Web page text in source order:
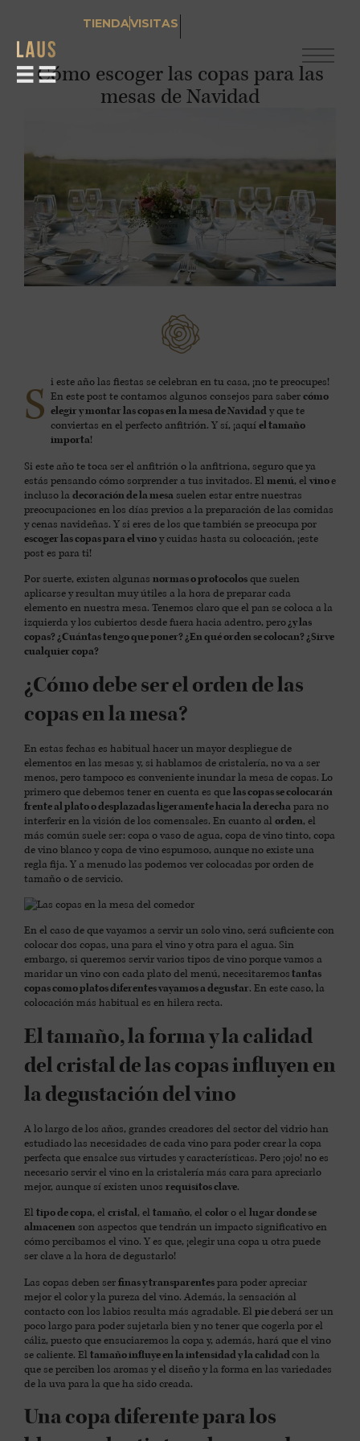
TIENDAVISITAS
Cómo escoger las copas para las
mesas de Navidad
S i este año las fiestas se celebran en tu casa, ¡no te preocupes!
En este post te contamos algunos consejos para sabercómo
elegir y montar las copas en la mesa de Navidady que te
conviertas en el perfecto anfitrión. Y sí, ¡aquíel tamaño
importa!
Si este año te toca ser el anfitrión o la anfitriona, seguro que ya
estás pensando cómo sorprender a tus invitados. El menú, el vinoe
incluso la decoración de la mesa suelen estar entre nuestras
preocupaciones en los días previos a la preparación de las comidas
y cenas navideñas. Y si eres de los que también se preocupa por
escoger las copas para el vinoy cuidas hasta su colocación, ¡este
post es para ti!
Por suerte, existen algunas normas o protocolosque suelen
aplicarse y resultan muy útiles a la hora de preparar cada
elemento en nuestra mesa. Tenemos claro que el pan se coloca a la
izquierda y los cubiertos desde fuera hacia adentro, pero¿y las
copas? ¿Cuántas tengo que poner? ¿En qué orden se colocan? ¿Sirve
cualquier copa?
¿Cómo debe ser el orden de las
copas en la mesa?
En estas fechas es habitual hacer un mayor despliegue de
elementos en las mesas y, si hablamos de cristalería, no va a ser
menos, pero tampoco es conveniente inundar la mesa de copas. Lo
primero que debemos tener en cuenta es quelas copas se colocarán
frente al plato o desplazadas ligeramente hacia la derechapara no
interferir en la visión de los comensales. En cuanto al orden, el
más común suele ser: copa o vaso de agua, copa de vino tinto, copa
de vino blanco y copa de vino espumoso, aunque no existe una
regla fija. Y a menudo las podemos ver colocadas por orden de
tamaño o de servicio.
En el caso de que vayamos a servir un solo vino, será suficiente con
colocar dos copas, una para el vino y otra para el agua. Sin
embargo, si queremos servir varios tipos de vino porque vamos a
maridar un vino con cada plato del menú, necesitaremostantas
copas como platos diferentes vayamos a degustar. En este caso, la
colocación más habitual es en hilera recta.
El tamaño, la forma y la calidad
del cristal de las copas influyen en
la degustación del vino
A lo largo de los años, grandes creadores del sector del vidrio han
estudiado las necesidades de cada vino para poder crear la copa
perfecta que ensalce sus virtudes y características. Pero ¡ojo! no es
necesario servir el vino en la cristalería más cara para apreciarlo
mejor, aunque sí existen unos requisitos clave.
El tipo de copa, el cristal, el tamaño, el coloro el lugar donde se
almacenen son aspectos que tendrán un impacto significativo en
cómo percibamos el vino. Y es que, ¡elegir una copa u otra puede
ser clave a la hora de degustarlo!
Las copas deben serfinas y transparentespara poder apreciar
mejor el color y la pureza del vino. Además, la sensación al
contacto con los labios resulta más agradable. El piedeberá ser un
poco largo para poder sujetarla bien y no tener que cogerla por el
cáliz, puesto que ensuciaremos la copa y, además, hará que el vino
se caliente. El tamaño influye en la intensidad y la calidadcon la
que se perciben los aromas y el diseño y la forma en las variedades
de la uva para la que ha sido creada.
Una copa diferente para los